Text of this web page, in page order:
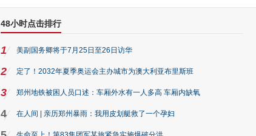
48小时点击排行
1 美副国务卿将于7月25日至26日访华
2 定了！2032年夏季奥运会主办城市为澳大利亚布里斯班
3 郑州地铁被困人员口述：车厢外水有一人多高 车厢内缺氧
4 在人间 | 亲历郑州暴雨：我用皮划艇救了一个孕妇